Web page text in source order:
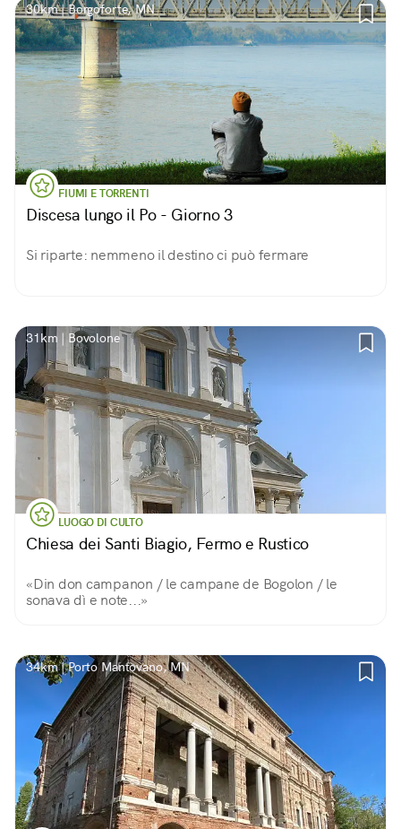
30km | Borgoforte, MN
FIUMI E TORRENTI
Discesa lungo il Po - Giorno 3
Si riparte: nemmeno il destino ci può fermare
31km | Bovolone
LUOGO DI CULTO
Chiesa dei Santi Biagio, Fermo e Rustico
«Din don campanon / le campane de Bogolon / le
sonava dì e note...»
34km | Porto Mantovano, MN